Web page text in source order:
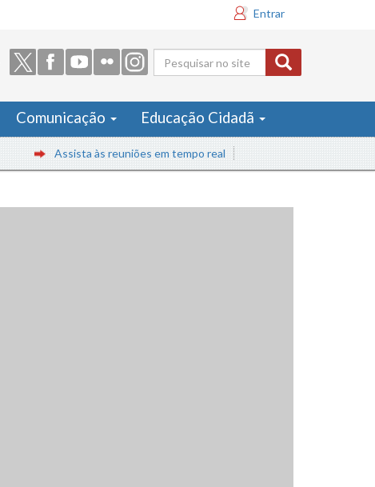
Entrar
Formulário
de busca
Comunicação Educação Cidadã
Assista às reuniões em tempo real